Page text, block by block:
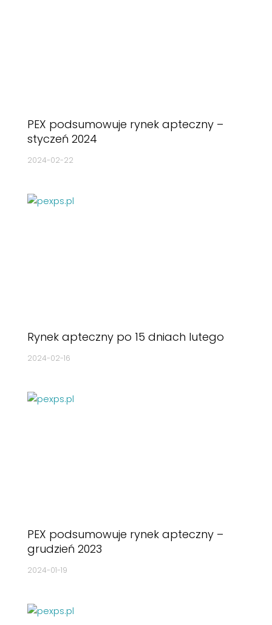
PEX podsumowuje rynek apteczny –
styczeń 2024
2024-02-22
Rynek apteczny po 15 dniach lutego
2024-02-16
PEX podsumowuje rynek apteczny –
grudzień 2023
2024-01-19